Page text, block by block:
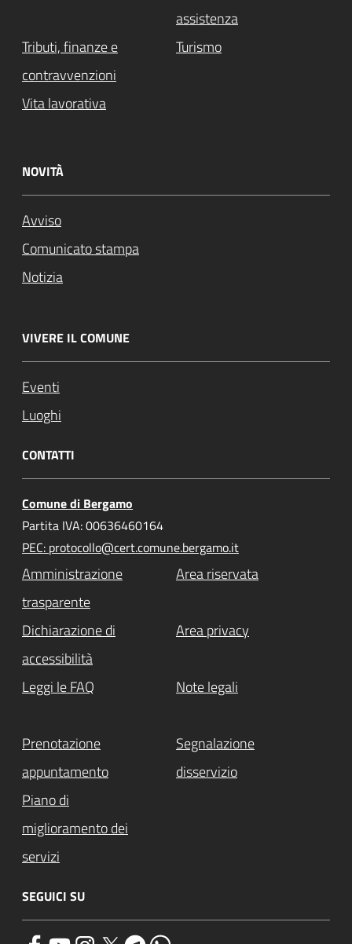
assistenza
Tributi, finanze e
contravvenzioni
Turismo
Vita lavorativa
NOVITÀ
Avviso
Comunicato stampa
Notizia
VIVERE IL COMUNE
Eventi
Luoghi
CONTATTI
Comune di Bergamo
Partita IVA: 00636460164
PEC: protocollo@cert.comune.bergamo.it
Amministrazione
trasparente
Area riservata
Dichiarazione di
accessibilità
Area privacy
Leggi le FAQ Note legali
Prenotazione
appuntamento
Segnalazione
disservizio
Piano di
miglioramento dei
servizi
SEGUICI SU